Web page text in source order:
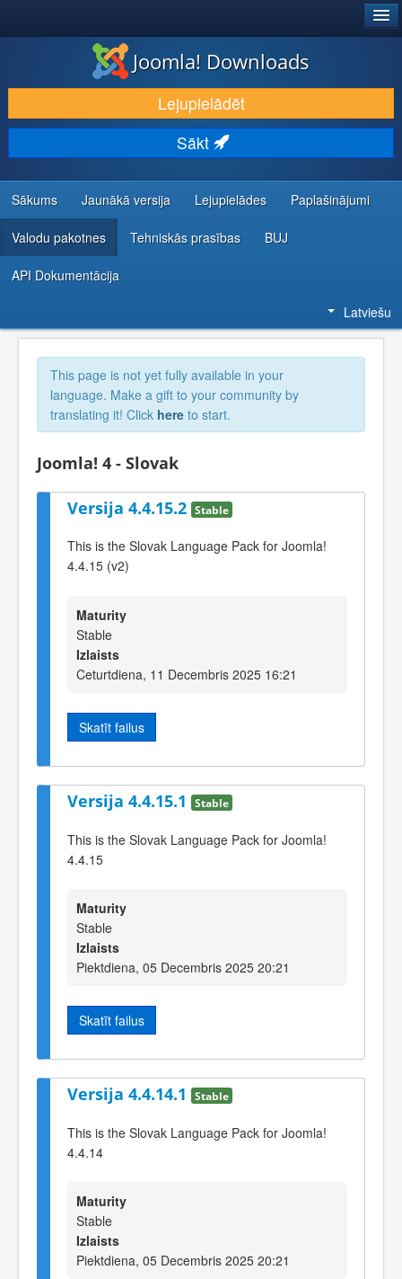
LEJUPIELĀDĒT UN PAPLAŠINĀT
ATKLĀJ UN IEMĀCIES
KOPIENA UN ATBALSTS
IZSTRĀDĀTĀJU RESURSI
Joomla! Downloads
Lejupielādēt
Sākt
Sākums Jaunākā versija Lejupielādes Paplašinājumi
Valodu pakotnes Tehniskās prasības BUJ
API Dokumentācija
Latviešu
This page is not yet fully available in your
language. Make a gift to your community by
translating it! Click here to start.
Joomla! 4 - Slovak
Versija 4.4.15.2 Stable
This is the Slovak Language Pack for Joomla!
4.4.15 (v2)
Maturity
Stable
Izlaists
Ceturtdiena, 11 Decembris 2025 16:21
Skatīt failus
Versija 4.4.15.1 Stable
This is the Slovak Language Pack for Joomla!
4.4.15
Maturity
Stable
Izlaists
Piektdiena, 05 Decembris 2025 20:21
Skatīt failus
Versija 4.4.14.1 Stable
This is the Slovak Language Pack for Joomla!
4.4.14
Maturity
Stable
Izlaists
Piektdiena, 05 Decembris 2025 20:21